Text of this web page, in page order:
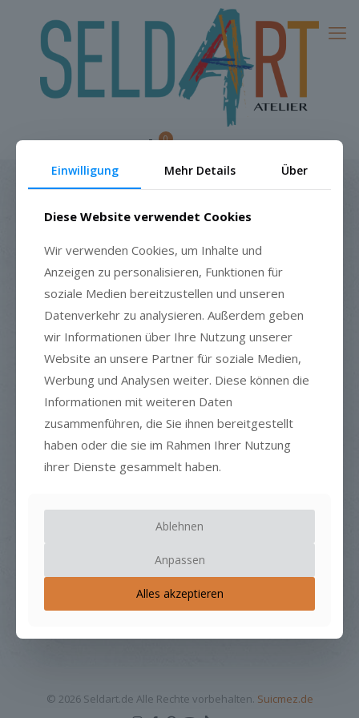
0
Warenkorb Kasse Bestellung
© 2026 Seldart.de Alle Rechte vorbehalten. Suicmez.de
Einwilligung Mehr Details Über
Diese Website verwendet Cookies
Wir verwenden Cookies, um Inhalte und
Anzeigen zu personalisieren, Funktionen für
soziale Medien bereitzustellen und unseren
Datenverkehr zu analysieren. Außerdem geben
wir Informationen über Ihre Nutzung unserer
Website an unsere Partner für soziale Medien,
Werbung und Analysen weiter. Diese können die
Informationen mit weiteren Daten
zusammenführen, die Sie ihnen bereitgestellt
haben oder die sie im Rahmen Ihrer Nutzung
ihrer Dienste gesammelt haben.
Ablehnen
Anpassen
Alles akzeptieren